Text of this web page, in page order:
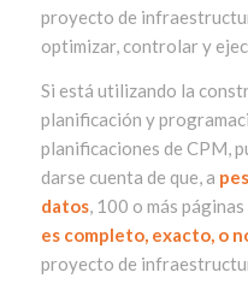
proyecto de
optimizar, controlar y
Si está utilizando la
planificación y
planificaciones de CPM,
darse cuenta de que, a
datos, 100 o más
es completo, exacto, o
proyecto de